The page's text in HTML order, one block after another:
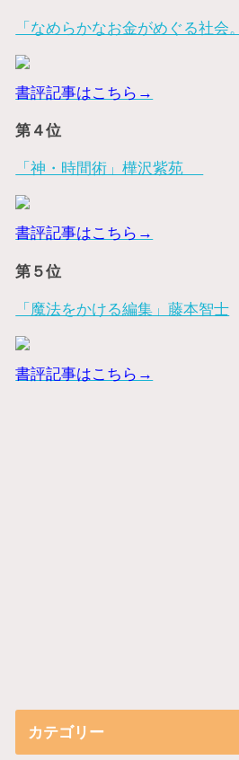
「なめらかなお金がめぐる社会
書評記事はこちら→
第４位
「神・時間術」樺沢紫苑
書評記事はこちら→
第５位
「魔法をかける編集」藤本智士
書評記事はこちら→
カテゴリー